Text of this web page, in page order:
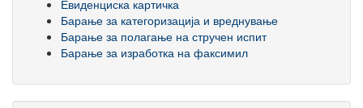
Евиденциска картичка
Барање за категоризација и вреднување
Барање за полагање на стручен испит
Барање за изработка на факсимил